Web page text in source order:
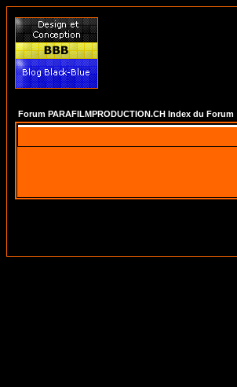
Forum PARAFILMPRODUCTION.CH Index du Forum